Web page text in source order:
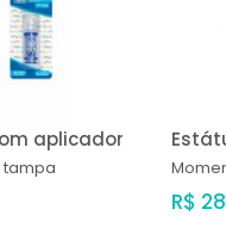
aplicador
tampa
R$